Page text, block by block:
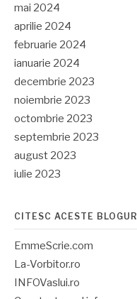
mai 2024
aprilie 2024
februarie 2024
ianuarie 2024
decembrie 2023
noiembrie 2023
octombrie 2023
septembrie 2023
august 2023
iulie 2023
CITESC ACESTE BLOGURI
EmmeScrie.com
La-Vorbitor.ro
INFOVaslui.ro